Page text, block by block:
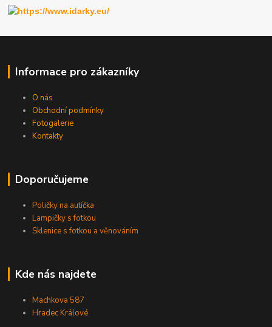
Informace pro zákazníky
O nás
Obchodní podmínky
Fotogalerie
Kontakty
Doporučujeme
Poličky na autíčka
Lampičky s fotkou
Sklenice s fotkou a věnováním
Kde nás najdete
Machkova 587
Hradec Králové